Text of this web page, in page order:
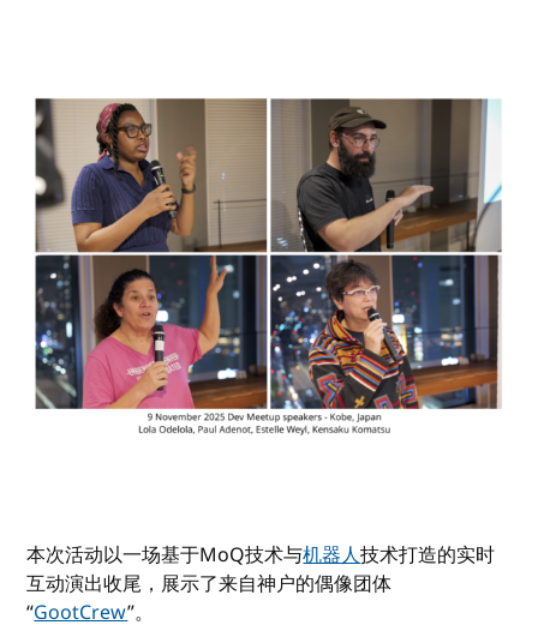
本次活动以一场基于MoQ技术与机器人技术打造的实时
互动演出收尾，展示了来自神户的偶像团体
“GootCrew”。